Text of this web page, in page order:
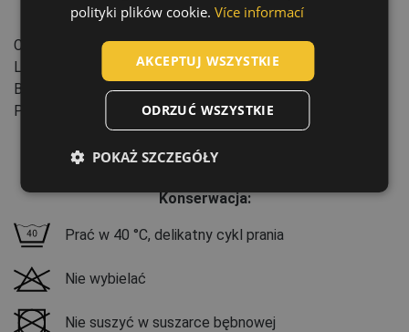
Cechy:
Cechy: Wodoodporność
Liczba cykli: 25
Branża: Energetyka i telekomunikacja, Budownictwo,
Przemysł ciężki
Konserwacja:
Prać w 40 °C, delikatny cykl prania
Nie wybielać
Nie suszyć w suszarce bębnowej
DUTCH
LATVIAN
polityki plików cookie. Více informací
AKCEPTUJ WSZYSTKIE
ODRZUĆ WSZYSTKIE
POKAŻ SZCZEGÓŁY